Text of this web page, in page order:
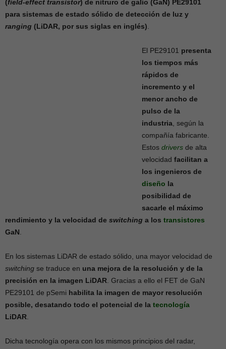
(field-effect transistor) de nitruro de galio (GaN) PE29101
para sistemas de estado sólido de detección de luz y
ranging (LiDAR, por sus siglas en inglés)
El PE29101 presenta
los tiempos más
rápidos de
incremento y el
menor ancho de
pulso de la
industria , según la
compañía fabricante.
Estos drivers de alta
velocidad facilitan a
los ingenieros de
diseño la
posibilidad de
sacarle el máximo
rendimiento y la velocidad de switching a los transistores
GaN
En los sistemas LiDAR de estado sólido, una mayor velocidad de
switching se traduce en una mejora de la resolución y de la
precisión en la imagen LiDAR . Gracias a ello el FET de GaN
PE29101 de pSemi habilita la imagen de mayor resolución
posible, desatando todo el potencial de la tecnología
LiDAR
Dicha tecnología opera con los mismos principios del radar,